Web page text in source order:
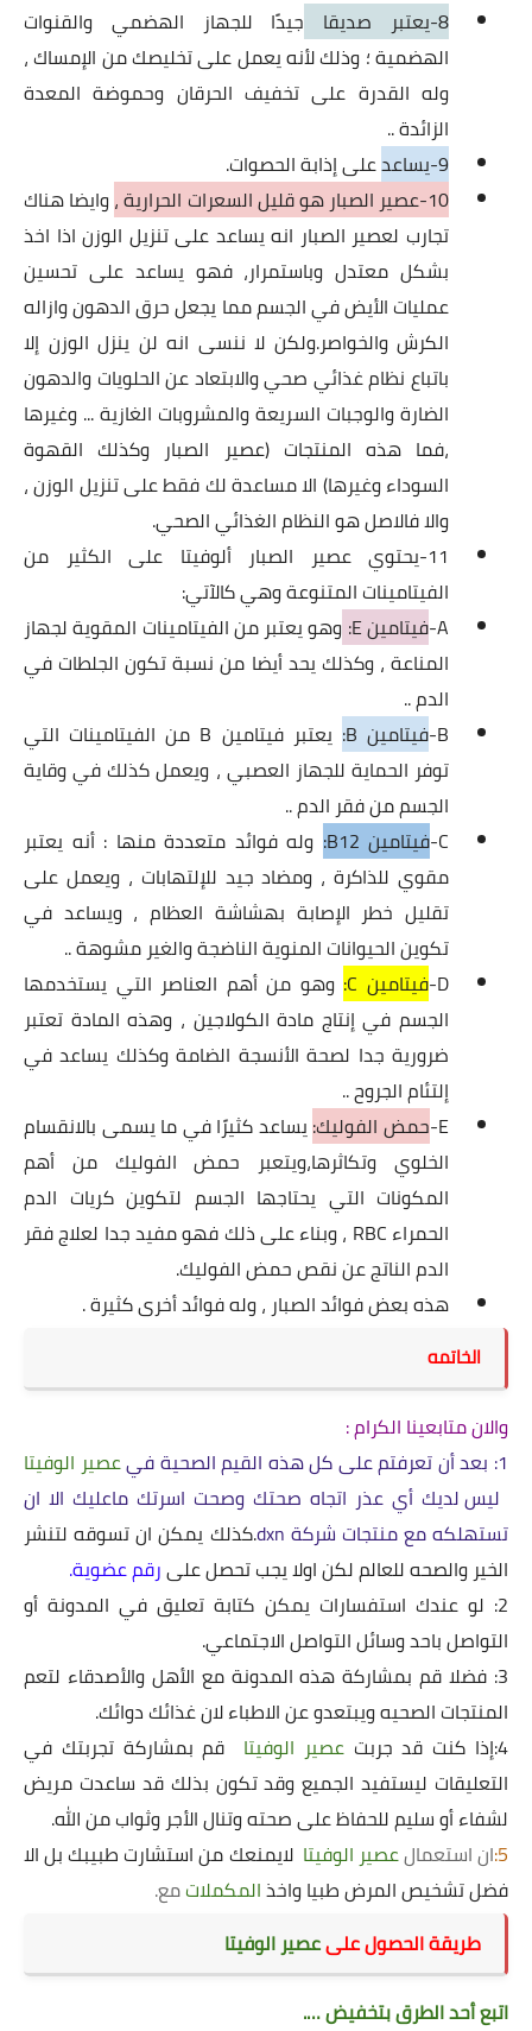
8-يعتبر صديقا
جيدًا للجهاز الهضمي والقنوات
الهضمية ؛ وذلك لأنه يعمل على تخليصك من الإمساك ،
وله القدرة على تخفيف الحرقان وحموضة المعدة
الزائدة ..
9-يساعد
على إذابة الحصوات.
10-عصير الصبار هو قليل السعرات الحرارية ،
وايضا هناك
تجارب لعصير الصبار انه يساعد على تنزيل الوزن اذا اخذ
بشكل معتدل وباستمرار، فهو يساعد على تحسين
عمليات الأيض في الجسم مما يجعل حرق الدهون وازاله
الكرش والخواصر.ولكن لا ننسى انه لن ينزل الوزن إلا
باتباع نظام غذائي صحي والابتعاد عن الحلويات والدهون
الضارة والوجبات السريعة والمشروبات الغازية ... وغيرها
،فما هذه المنتجات (عصير الصبار وكذلك القهوة
السوداء وغيرها) الا مساعدة لك فقط على تنزيل الوزن ،
والا فالاصل هو النظام الغذائي الصحي.
11-يحتوي عصير الصبار ألوفيتا على الكثير من
الفيتامينات المتنوعة وهي كالآتي:
A- فيتامين E:
وهو يعتبر من الفيتامينات المقوية لجهاز
المناعة ، وكذلك يحد أيضا من نسبة تكون الجلطات في
الدم ..
B- فيتامين B:
يعتبر فيتامين B من الفيتامينات التي
توفر الحماية للجهاز العصبي ، ويعمل كذلك في وقاية
الجسم من فقر الدم ..
C- فيتامين B12:
وله فوائد متعددة منها : أنه يعتبر
مقوي للذاكرة ، ومضاد جيد للإلتهابات ، ويعمل على
تقليل خطر الإصابة بهشاشة العظام ، ويساعد في
تكوين الحيوانات المنوية الناضجة والغير مشوهة ..
D- فيتامين C:
وهو من أهم العناصر التي يستخدمها
الجسم في إنتاج مادة الكولاجين ، وهذه المادة تعتبر
ضرورية جدا لصحة الأنسجة الضامة وكذلك يساعد في
إلتئام الجروح ..
E- حمض الفوليك: يساعد كثيرًا في ما يسمى بالانقسام
الخلوي وتكاثرها،ويتعبر حمض الفوليك من أهم
المكونات التي يحتاجها الجسم لتكوين كريات الدم
الحمراء RBC ، وبناء على ذلك فهو مفيد جدا لعلاج فقر
الدم الناتج عن نقص حمض الفوليك.
هذه بعض فوائد الصبار ، وله فوائد أخرى كثيرة .
الخاتمه
والان متابعينا الكرام :
1: بعد أن تعرفتم على كل هذه القيم الصحية في
عصير الوفيتا
ليس لديك أي عذر اتجاه صحتك وصحت اسرتك ماعليك الا ان
تستهلكه مع منتجات شركة dxn
.كذلك يمكن ان تسوقه لتنشر
الخير والصحه للعالم لكن اولا يجب تحصل علىرقم عضوية.
2: لو عندك استفسارات يمكن كتابة تعليق في المدونة أو
التواصل باحد وسائل التواصل الاجتماعي.
3: فضلا قم بمشاركة هذه المدونة مع الأهل والأصدقاء لتعم
المنتجات الصحيه ويبتعدو عن الاطباء لان غذائك دوائك.
4:إذا كنت قد جربت
عصير الوفيتا قم بمشاركة تجربتك في
التعليقات ليستفيد الجميع وقد تكون بذلك قد ساعدت مريض
لشفاء أو سليم للحفاظ على صحته وتنال الأجر وثواب من الله.
5:ان استعمالعصير الوفيتالايمنعك من استشارت طبيبك بل الا
فضل تشخيص المرض طبيا واخذالمكملاتمع.
طريقةالحصول علىعصير الوفيتا
اتبع أحد الطرق بتخفيض ….